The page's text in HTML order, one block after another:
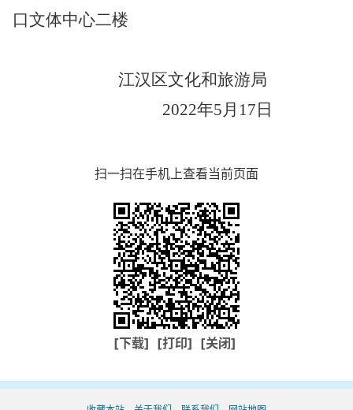
口文体中心二楼
江汉区文化和旅游局
2022年5月17日
扫一扫在手机上查看当前页面
[下载] [打印] [关闭]